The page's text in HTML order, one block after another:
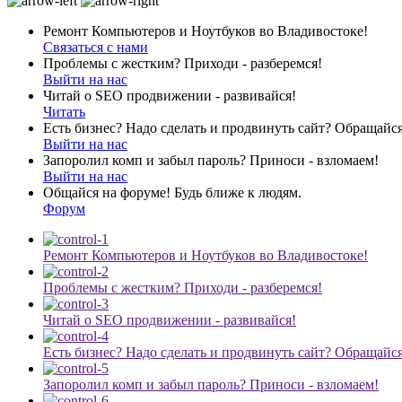
Ремонт Компьютеров и Ноутбуков во Владивостоке!
Связаться с нами
Проблемы с жестким? Приходи - разберемся!
Выйти на нас
Читай о SEO продвижении - развивайся!
Читать
Есть бизнес? Надо сделать и продвинуть сайт?
Выйти на нас
Запоролил комп и забыл пароль? Приноси - взломаем!
Выйти на нас
Общайся на форуме! Будь ближе к людям.
Форум
Ремонт Компьютеров и Ноутбуков во Владивостоке!
Проблемы с жестким? Приходи - разберемся!
Читай о SEO продвижении - развивайся!
Есть бизнес? Надо сделать и продвинуть сайт?
Запоролил комп и забыл пароль? Приноси - взломаем!